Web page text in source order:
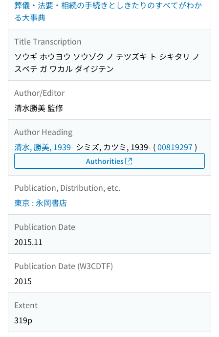
葬儀・法要・相続の手続きとしきたりのすべてがわか
る大事典
Title Transcription
ソウギ ホウヨウ ソウゾク ノ テツズキ ト シキタリ ノ
スベテ ガ ワカル ダイジテン
Author/Editor
清水勝美 監修
Author Heading
清水, 勝美, 1939- シミズ, カツミ, 1939- (00819297 )
Authorities
Publication, Distribution, etc.
東京 : 永岡書店
Publication Date
2015.11
Publication Date (W3CDTF)
2015
Extent
319p